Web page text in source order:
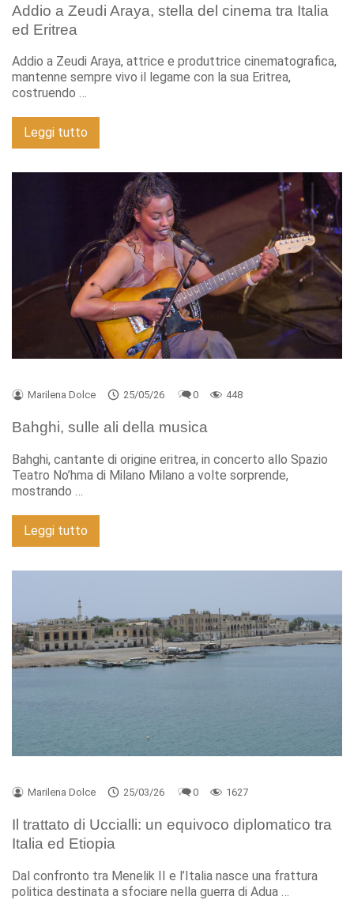
Addio a Zeudi Araya, stella del cinema tra Italia
ed Eritrea
Addio a Zeudi Araya, attrice e produttrice cinematografica,
mantenne sempre vivo il legame con la sua Eritrea,
costruendo …
Leggi tutto
Marilena Dolce 25/05/26 0 448
Bahghi, sulle ali della musica
Bahghi, cantante di origine eritrea, in concerto allo Spazio
Teatro No’hma di Milano Milano a volte sorprende,
mostrando …
Leggi tutto
Marilena Dolce 25/03/26 0 1627
Il trattato di Uccialli: un equivoco diplomatico tra
Italia ed Etiopia
Dal confronto tra Menelik II e l’Italia nasce una frattura
politica destinata a sfociare nella guerra di Adua …